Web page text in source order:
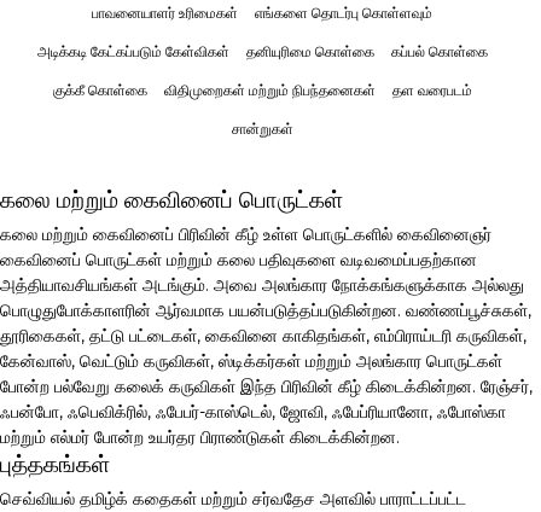
பாவனையாளர் உரிமைகள் எங்களை தொடர்பு கொள்ளவும்
அடிக்கடி கேட்கப்படும் கேள்விகள் தனியுரிமை கொள்கை கப்பல் கொள்கை
குக்கீ கொள்கை விதிமுறைகள் மற்றும் நிபந்தனைகள் தள வரைபடம்
சான்றுகள்
கலை மற்றும் கைவினைப் பொருட்கள்
கலை மற்றும் கைவினைப் பிரிவின் கீழ் உள்ள பொருட்களில் கைவினைஞர்
கைவினைப் பொருட்கள் மற்றும் கலை பதிவுகளை வடிவமைப்பதற்கான
அத்தியாவசியங்கள் அடங்கும். அவை அலங்கார நோக்கங்களுக்காக அல்லது
பொழுதுபோக்காளரின் ஆர்வமாக பயன்படுத்தப்படுகின்றன. வண்ணப்பூச்சுகள்,
தூரிகைகள், தட்டு பட்டைகள், கைவினை காகிதங்கள், எம்பிராய்டரி கருவிகள்,
கேன்வாஸ், வெட்டும் கருவிகள், ஸ்டிக்கர்கள் மற்றும் அலங்கார பொருட்கள்
போன்ற பல்வேறு கலைக் கருவிகள் இந்த பிரிவின் கீழ் கிடைக்கின்றன. ரேஞ்சர்,
ஃபன்போ, ஃபெவிக்ரில், ஃபேபர்-காஸ்டெல், ஜோவி, ஃபேப்ரியானோ, ஃபோஸ்கா
மற்றும் எல்மர் போன்ற உயர்தர பிராண்டுகள் கிடைக்கின்றன.
புத்தகங்கள்
செவ்வியல் தமிழ்க் கதைகள் மற்றும் சர்வதேச அளவில் பாராட்டப்பட்ட